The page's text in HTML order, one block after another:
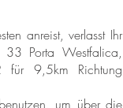
anreist, verlasst Ihr
Porta Westfalica,
für 9,5km Richtung
um über die